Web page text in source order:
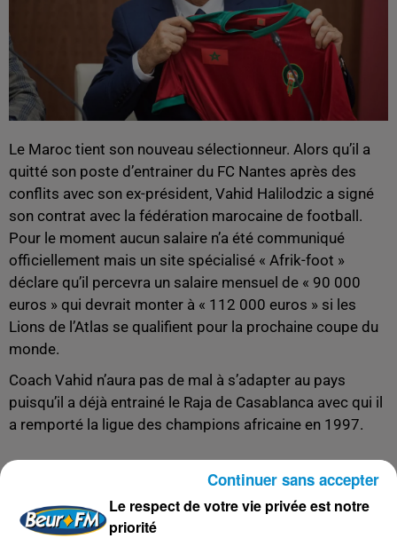
Le Maroc tient son nouveau sélectionneur. Alors qu’il a
quitté son poste d’entrainer du FC Nantes après des
conflits avec son ex-président, Vahid Halilodzic a signé
son contrat avec la fédération marocaine de football.
Pour le moment aucun salaire n’a été communiqué
officiellement mais un site spécialisé « Afrik-foot »
déclare qu’il percevra un salaire mensuel de « 90 000
euros » qui devrait monter à « 112 000 euros » si les
Lions de l’Atlas se qualifient pour la prochaine coupe du
monde.
Coach Vahid n’aura pas de mal à s’adapter au pays
puisqu’il a déjà entrainé le Raja de Casablanca avec qui il
a remporté la ligue des champions africaine en 1997.
FIL D'ACTUSLe respect de votre vie privée est notre
priorité
Continuer sans accepter